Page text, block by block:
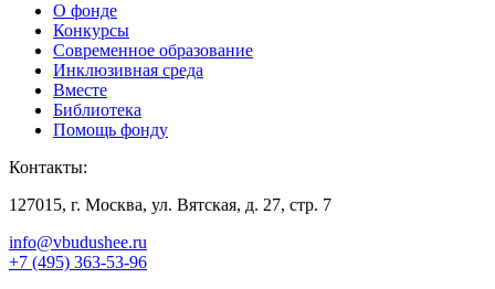
О фонде
Конкурсы
Современное образование
Инклюзивная среда
Вместе
Библиотека
Помощь фонду
Контакты:
127015, г. Москва, ул. Вятская, д. 27, стр. 7
info@vbudushee.ru
+7 (495) 363-53-96